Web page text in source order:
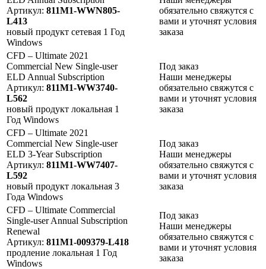
Артикул: 811M1-WWN805-
L413
новый продукт сетевая 1 Год
Windows
обязательно свяжутся с
вами и уточнят условия
заказа
CFD – Ultimate 2021
Commercial New Single-user
ELD Annual Subscription
Артикул: 811M1-WW3740-
L562
новый продукт локальная 1
Год Windows
Под заказ
Наши менеджеры
обязательно свяжутся с
вами и уточнят условия
заказа
CFD – Ultimate 2021
Commercial New Single-user
ELD 3-Year Subscription
Артикул: 811M1-WW7407-
L592
новый продукт локальная 3
Года Windows
Под заказ
Наши менеджеры
обязательно свяжутся с
вами и уточнят условия
заказа
CFD – Ultimate Commercial
Single-user Annual Subscription
Renewal
Артикул: 811M1-009379-L418
продление локальная 1 Год
Windows
Под заказ
Наши менеджеры
обязательно свяжутся с
вами и уточнят условия
заказа